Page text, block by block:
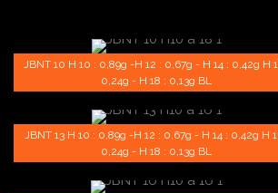
JBNT 10 H 10 : 0,89g -H 12 : 0,67g - H 14 : 0,42g H
0,24g - H 18 : 0,13g BL
JBNT 13 H 10 : 0,89g -H 12 : 0,67g - H 14 : 0,42g H
0,24g - H 18 : 0,13g BL